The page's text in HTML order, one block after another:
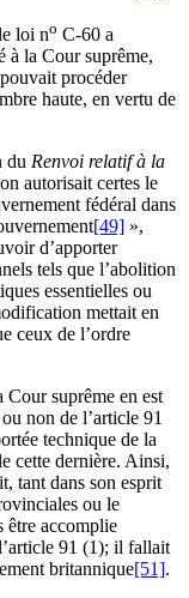
loi no C-60 a
à la Cour suprême,
procéder
haute, en vertu de
du Renvoi relatif à la
autorisait certes le
fédéral dans
[49] »,
d’apporter
tels que l’abolition
essentielles ou
mettait en
ceux de l’ordre
Cour suprême en est
non de l’article 91
technique de la
cette dernière. Ainsi,
tant dans son esprit
ou le
être accomplie
91 (1); il fallait
britannique[51].